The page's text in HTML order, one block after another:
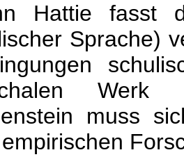
Hattie fasst
Sprache)
Werk
muss